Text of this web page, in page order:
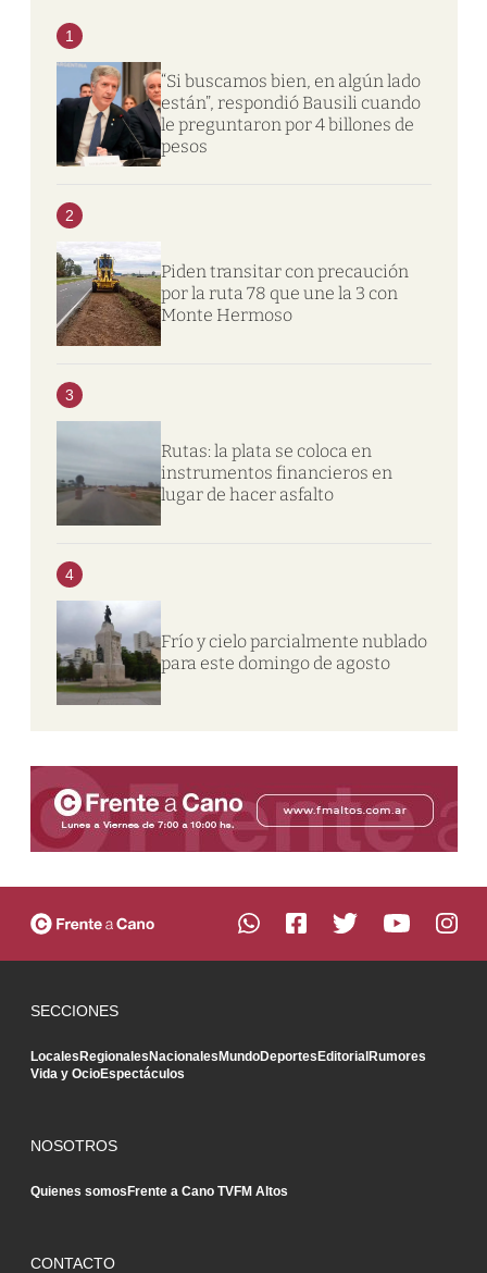
1
“Si buscamos bien, en algún lado
están”, respondió Bausili cuando
le preguntaron por 4 billones de
pesos
2
Piden transitar con precaución
por la ruta 78 que une la 3 con
Monte Hermoso
3
Rutas: la plata se coloca en
instrumentos financieros en
lugar de hacer asfalto
4
Frío y cielo parcialmente nublado
para este domingo de agosto
SECCIONES
LocalesRegionalesNacionalesMundoDeportesEditorialRumores
Vida y OcioEspectáculos
NOSOTROS
Quienes somosFrente a Cano TVFM Altos
CONTACTO